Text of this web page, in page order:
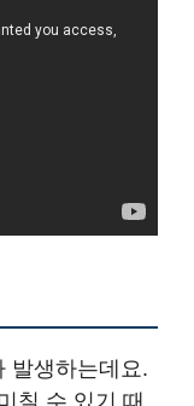
발생하는데요.
칠 수 있기 때